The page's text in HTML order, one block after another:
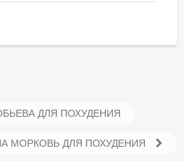
ДЛЯ ПОХУДЕНИЯ
МОРКОВЬ ДЛЯ ПОХУДЕНИЯ